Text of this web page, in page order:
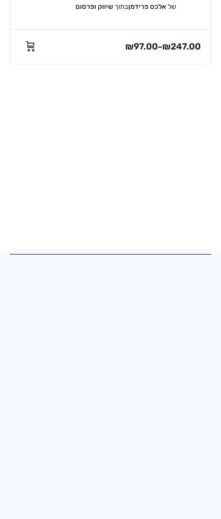
של אלכס פרידמןבתוך שיווק ופרסום
₪97.00–₪247.00